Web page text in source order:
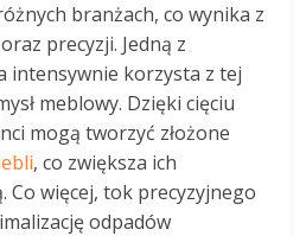
branżach, co wynika z
precyzji. Jedną z
intensywnie korzysta z tej
meblowy. Dzięki cięciu
mogą tworzyć złożone
, co zwiększa ich
Co więcej, tok precyzyjnego
odpadów